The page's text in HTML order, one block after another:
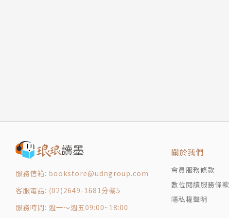
服務信箱: bookstore@udngroup.com
客服電話: (02)2649-1681分機5
服務時間: 週一～週五09:00~18:00
關於我們
會員服務條款
數位閱讀服務條款
隱私權聲明